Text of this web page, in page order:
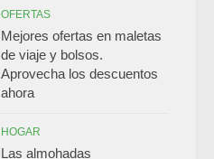
OFERTAS
Mejores ofertas en maletas
de viaje y bolsos.
Aprovecha los descuentos
ahora
HOGAR
Las almohadas